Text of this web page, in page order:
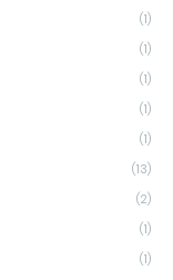
(1)
(1)
(1)
(1)
(1)
(13)
(2)
(1)
(1)